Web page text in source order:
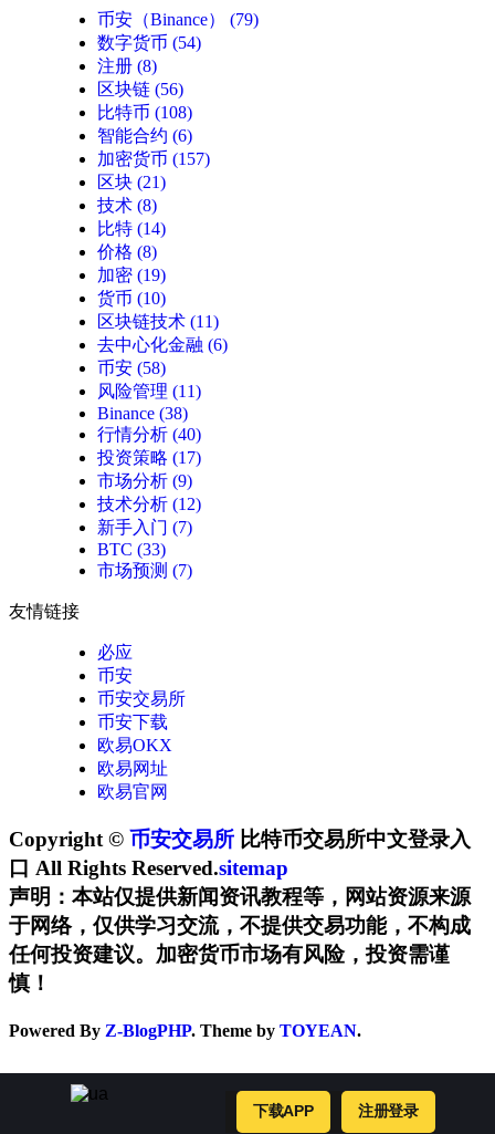
币安（Binance）
(79)
数字货币 (54)
注册 (8)
区块链 (56)
比特币 (108)
智能合约 (6)
加密货币 (157)
区块 (21)
技术 (8)
比特 (14)
价格 (8)
加密 (19)
货币 (10)
区块链技术 (11)
去中心化金融 (6)
币安 (58)
风险管理 (11)
Binance (38)
行情分析 (40)
投资策略 (17)
市场分析 (9)
技术分析 (12)
新手入门 (7)
BTC (33)
市场预测 (7)
友情链接
必应
币安
币安交易所
币安下载
欧易OKX
欧易网址
欧易官网
Copyright © 币安交易所 比特币交易所中文登录入
口 All Rights Reserved.sitemap
声明：本站仅提供新闻资讯教程等，网站资源来源
于网络，仅供学习交流，不提供交易功能，不构成
任何投资建议。加密货币市场有风险，投资需谨
慎！
Powered By Z-BlogPHP. Theme by TOYEAN.
下载APP 注册登录